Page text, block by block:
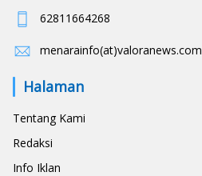
62811664268
menarainfo(at)valoranews.com
Halaman
Tentang Kami
Redaksi
Info Iklan